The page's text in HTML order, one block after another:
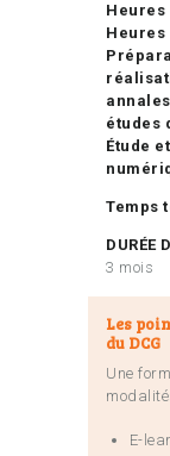
Heures
études
Étude
Temps
DURÉE
3 mois
Les
du DCG
Une
E-